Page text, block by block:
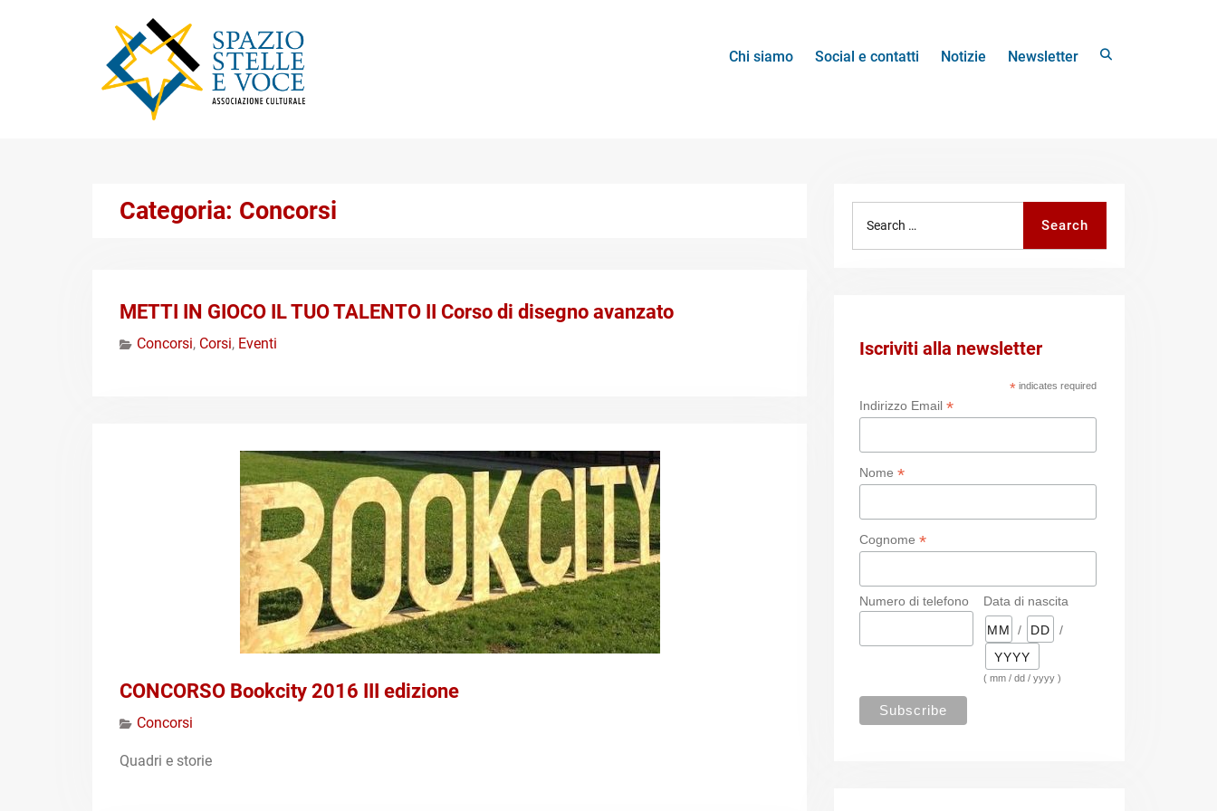
Chi siamo Social e contatti Notizie Newsletter
Categoria: Concorsi
METTI IN GIOCO IL TUO TALENTO II Corso di disegno avanzato
Concorsi, Corsi, Eventi
CONCORSO Bookcity 2016 III edizione
Concorsi
Quadri e storie
Search
Iscriviti alla newsletter
* indicates required
Indirizzo Email*
Nome*
Cognome*
Numero di telefono
Data di nascita
/
/
( mm / dd / yyyy )